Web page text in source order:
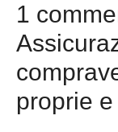
1
proprie